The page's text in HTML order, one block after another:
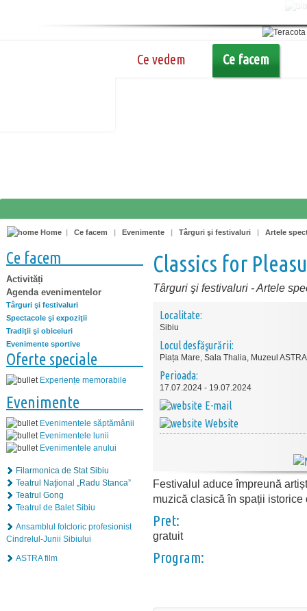
Ce vedem Ce facem
Home | Ce facem | Evenimente | Târguri şi festivaluri | Artele
Ce facem
Activități
Agenda evenimentelor
Târguri şi festivaluri
Spectacole şi expoziţii
Tradiţii şi obiceiuri
Evenimente sportive
Oferte speciale
Experiențe memorabile
Evenimente
Evenimentele săptămânii
Evenimentele lunii
Evenimentele anului
Filarmonica de Stat Sibiu
Teatrul Naţional „Radu Stanca”
Teatrul Gong
Teatrul de Balet Sibiu
Ansamblul folcloric profesionist
Cindrelul-Junii Sibiului
ASTRA film
Classics for
Târguri şi festivaluri -Artele
Localitate:
Sibiu
Locul desfăşurării:
Piața Mare, Sala Thalia, Muzeul ASTRA
Perioada:
17.07.2024 - 19.07.2024
E-mail
Website
Festivalul aduce împreună
muzică clasică în spații istorice
Pret:
gratuit
Program: